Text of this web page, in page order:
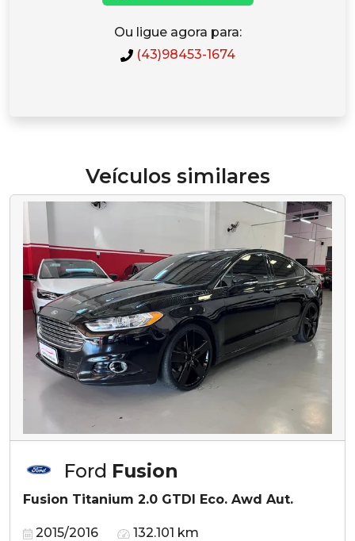
Ou ligue agora para:
(43)98453-1674
Veículos similares
Ford Fusion
Fusion Titanium 2.0 GTDI Eco. Awd Aut.
2015/2016 132.101 km